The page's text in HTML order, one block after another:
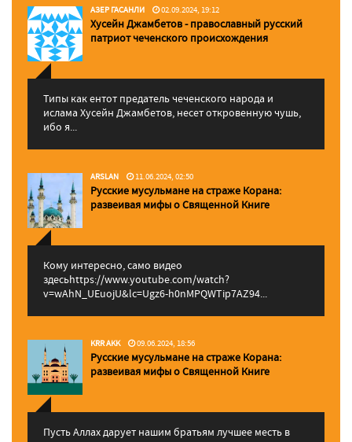
АЗЕР ГАСАНЛИ 02.09.2024, 19:12
Хусейн Джамбетов - православный русский
патриот чеченского происхождения
Типы как ентот предатель чеченского народа и
ислама Хусейн Джамбетов, несет откровенную чушь,
ибо я...
ARSLAN 11.06.2024, 02:50
Русские мусульмане на страже Корана:
pазвеивая мифы о Священной Книге
Кому интересно, само видео
здесьhttps://www.youtube.com/watch?
v=wAhN_UEuojU&lc=Ugz6-h0nMPQWTip7AZ94...
KRR AKK 09.06.2024, 18:56
Русские мусульмане на страже Корана:
pазвеивая мифы о Священной Книге
Пусть Аллах дарует нашим братьям лучшее месть в